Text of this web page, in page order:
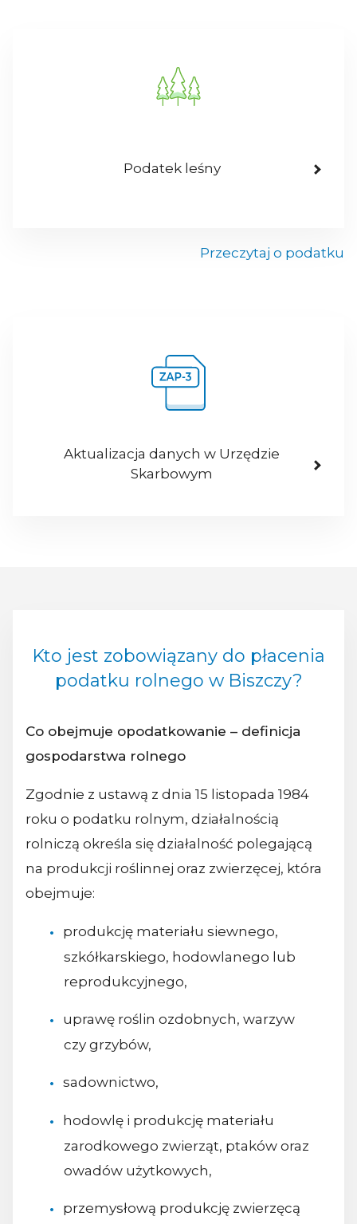
Podatek leśny
Przeczytaj o podatku
Aktualizacja danych w Urzędzie
Skarbowym
Kto jest zobowiązany do płacenia
podatku rolnego w Biszczy?
Co obejmuje opodatkowanie – definicja
gospodarstwa rolnego
Zgodnie z ustawą z dnia 15 listopada 1984
roku o podatku rolnym, działalnością
rolniczą określa się działalność polegającą
na produkcji roślinnej oraz zwierzęcej, która
obejmuje:
produkcję materiału siewnego,
szkółkarskiego, hodowlanego lub
reprodukcyjnego,
uprawę roślin ozdobnych, warzyw
czy grzybów,
sadownictwo,
hodowlę i produkcję materiału
zarodkowego zwierząt, ptaków oraz
owadów użytkowych,
przemysłową produkcję zwierzęcą